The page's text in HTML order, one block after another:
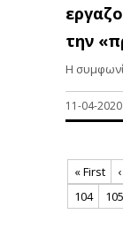
την
Η
11-04-2020
« First
104
105